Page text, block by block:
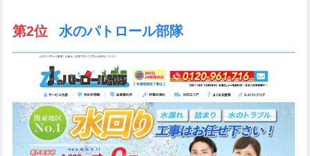
第2位 水のパトロール部隊